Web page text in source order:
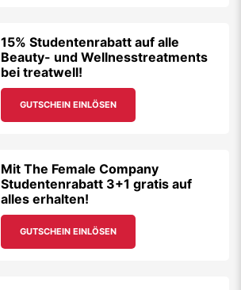
15% Studentenrabatt auf alle
Beauty- und Wellnesstreatments
bei treatwell!
GUTSCHEIN EINLÖSEN
Mit The Female Company
Studentenrabatt 3+1 gratis auf
alles erhalten!
GUTSCHEIN EINLÖSEN